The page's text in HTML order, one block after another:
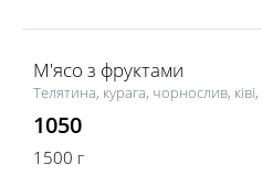
М'ясо з фруктами
Телятина, курага, чорнослив, ківі,
1050
1500 г